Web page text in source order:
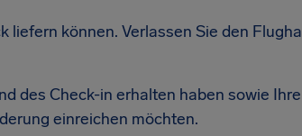
liefern können. Verlassen Sie den
des Check-in erhalten haben sowie
einreichen möchten.